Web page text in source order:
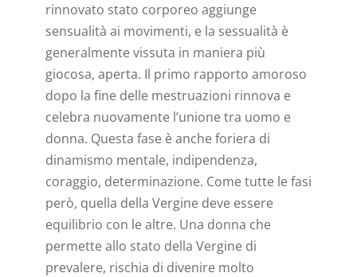
rinnovato stato corporeo aggiunge
sensualità ai movimenti, e la sessualità è
generalmente vissuta in maniera più
giocosa, aperta. Il primo rapporto amoroso
dopo la fine delle mestruazioni rinnova e
celebra nuovamente l’unione tra uomo e
donna. Questa fase è anche foriera di
dinamismo mentale, indipendenza,
coraggio, determinazione. Come tutte le fasi
però, quella della Vergine deve essere
equilibrio con le altre. Una donna che
permette allo stato della Vergine di
prevalere, rischia di divenire molto